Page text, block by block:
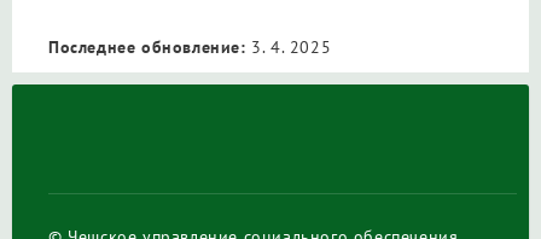
Последнее обновление: 3. 4. 2025